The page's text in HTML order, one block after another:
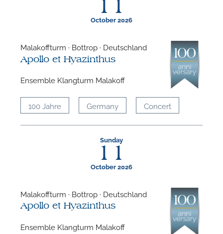
11
October 2026
Malakoffturm · Bottrop · Deutschland
Apollo et Hyazinthus
Ensemble Klangturm Malakoff
100 Jahre Germany Concert
Sunday
11
October 2026
Malakoffturm · Bottrop · Deutschland
Apollo et Hyazinthus
Ensemble Klangturm Malakoff